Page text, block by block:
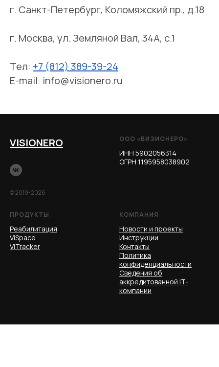
г. Санкт-Петербург, Коломяжский пр., д.18
г. Москва, ул. Земляной Вал, 34А, с.1
Тел: +7 (812) 389-39-24
E-mail: info@visionero.ru
VISIONERO
© 2019-2026
ООО «ВИЗИОНЕРО»
ИНН 5902056314
ОГРН 1195958038902
ПРОДУКТЫ
Реабилитация
ViSpace
ViTracker
КОМПАНИЯ
Новости и проекты
Инструкции
Контакты
Политика
конфиденциальности
Сведения об
аккредитованной IT-
компании